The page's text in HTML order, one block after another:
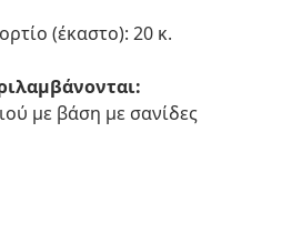
(έκαστο): 20 κ.
με βάση με σανίδες